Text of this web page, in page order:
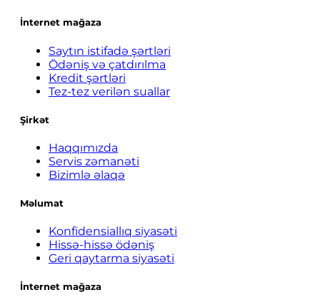
İnternet mağaza
Saytın istifadə şərtləri
Ödəniş və çatdırılma
Kredit şərtləri
Tez-tez verilən suallar
Şirkət
Haqqımızda
Servis zəmanəti
Bizimlə əlaqə
Məlumat
Konfidensiallıq siyasəti
Hissə-hissə ödəniş
Geri qaytarma siyasəti
İnternet mağaza